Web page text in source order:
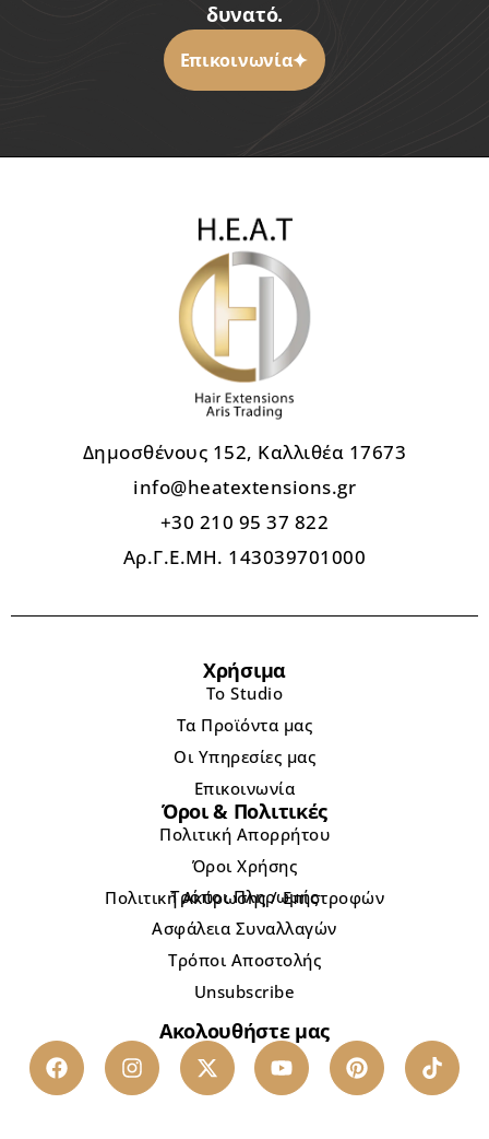
δυνατό.
Επικοινωνία
Δημοσθένους 152, Καλλιθέα 17673
info@heatextensions.gr
+30 210 95 37 822
Αρ.Γ.Ε.ΜΗ. 143039701000
Χρήσιμα
Το Studio
Τα Προϊόντα μας
Οι Υπηρεσίες μας
Επικοινωνία
Όροι & Πολιτικές
Πολιτική Απορρήτου
Όροι Χρήσης
Πολιτική Ακύρωσης / Επιστροφών
Τρόποι Πληρωμής
Ασφάλεια Συναλλαγών
Τρόποι Αποστολής
Unsubscribe
Ακολουθήστε μας